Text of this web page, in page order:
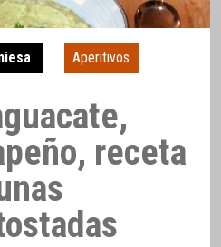
Aperitivos
receta